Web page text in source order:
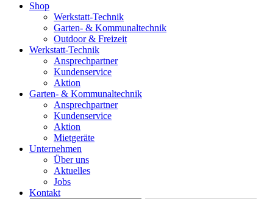
Shop
Werkstatt-Technik
Garten- & Kommunaltechnik
Outdoor & Freizeit
Werkstatt-Technik
Ansprechpartner
Kundenservice
Aktion
Garten- & Kommunaltechnik
Ansprechpartner
Kundenservice
Aktion
Mietgeräte
Unternehmen
Über uns
Aktuelles
Jobs
Kontakt